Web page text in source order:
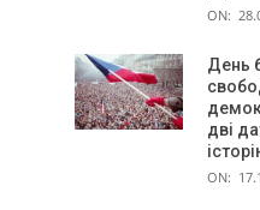
ON:
День
дві
ON: